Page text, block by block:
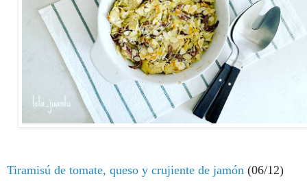
Tiramisú de tomate, queso y crujiente de jamón (06/12)